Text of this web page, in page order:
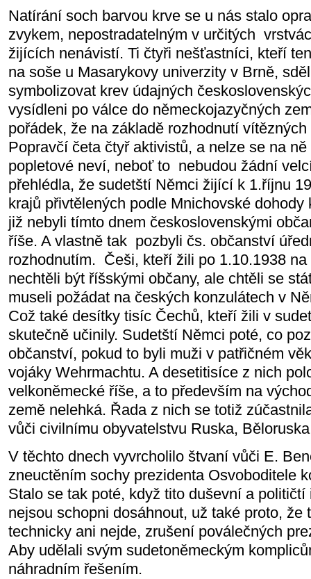
Natírání soch barvou krve se u nás stalo
zvykem, nepostradatelným v určitých
žijících nenávistí. Ti čtyři nešťastníci, kteří
na soše u Masarykovy univerzity v Brně,
symbolizovat krev údajných
vysídleni po válce do německojazyčných
pořádek, že na základě rozhodnutí
Popravčí četa čtyř aktivistů, a nelze se na
popletové neví, neboť to nebudou žádní
přehlédla, že sudetští Němci žijící k 1.říjnu
krajů přivtělených podle Mnichovské
již nebyli tímto dnem československými
říše. A vlastně tak pozbyli čs. občanství
rozhodnutím. Češi, kteří žili po 1.10.1938
nechtěli být říšskými občany, ale chtěli se
museli požádat na českých konzulátech v
Což také desítky tisíc Čechů, kteří žili v
skutečně učinily. Sudetští Němci poté, co
občanství, pokud to byli muži v patřičném
vojáky Wehrmachtu. A desetitisíce z nich
velkoněmecké říše, a to především na
země nelehká. Řada z nich se totiž
vůči civilnímu obyvatelstvu Ruska,
V těchto dnech vyvrcholilo štvaní vůči E.
zneuctěním sochy prezidenta Osvoboditele
Stalo se tak poté, když tito duševní a
nejsou schopni dosáhnout, už také proto, že
technicky ani nejde, zrušení poválečných
Aby udělali svým sudetoněmeckým
náhradním řešením.